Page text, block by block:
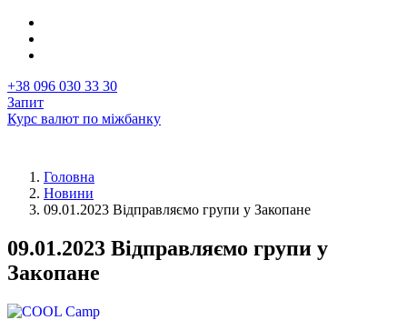
+38 096 030 33 30
Запит
Курс валют по міжбанку
Рядок
Головна
Новини
09.01.2023 Відправляємо групи у Закопане
09.01.2023 Відправляємо групи у
Закопане
Перша
Image